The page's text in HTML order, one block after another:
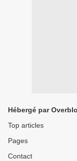
Hébergé par
Top articles
Pages
Contact